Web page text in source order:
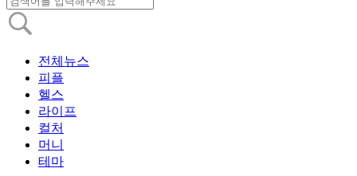
전체뉴스
피플
헬스
라이프
컬처
머니
테마